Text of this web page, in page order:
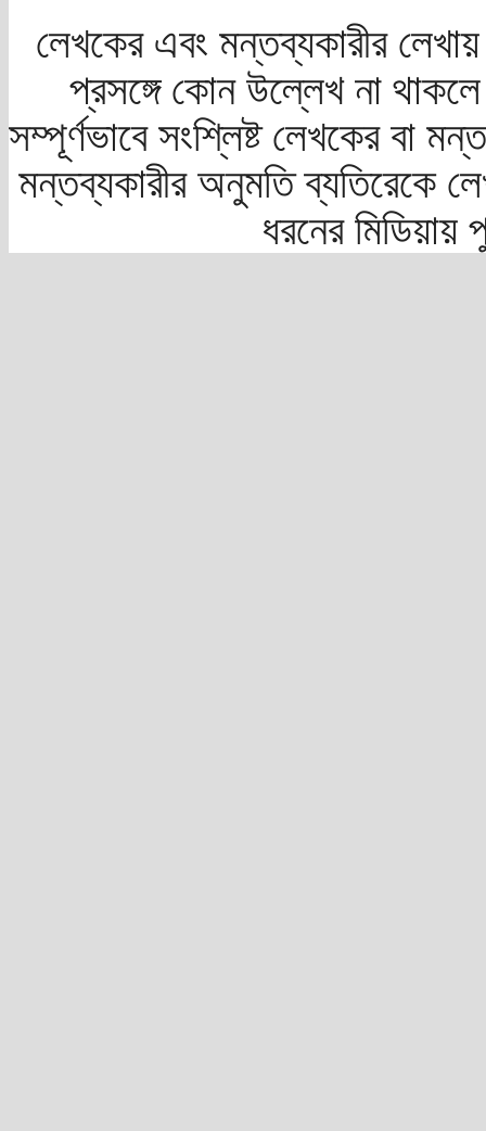
লেখকের এবং মন্তব্যকারীর
প্রসঙ্গে কোন উল্লেখ না
সম্পূর্ণভাবে সংশ্লিষ্ট লেখকের বা
মন্তব্যকারীর অনুমতি ব্যতিরেকে
ধরনের মিডিয়ায়